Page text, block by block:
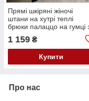
Прямі шкіряні жіночі
штани на хутрі теплі
брюки палаццо на гумці
1 159 ₴
Купити
Про нас